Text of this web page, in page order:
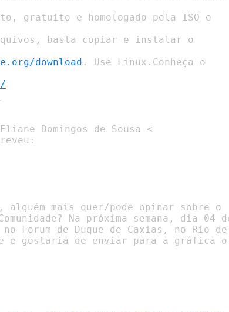
download
Domingos de Sousa <
alguém mais quer/pode opinar sobre o
Na próxima semana, dia 04
Forum de Duque de Caxias, no Rio de
e gostaria de enviar para a gráfica o